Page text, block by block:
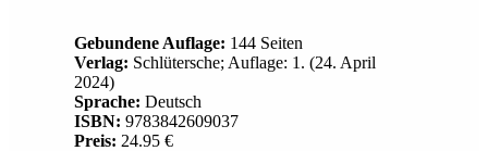
Gebundene Auflage: 144 Seiten
Verlag: Schlütersche; Auflage: 1. (24. April
2024)
Sprache: Deutsch
ISBN: 9783842609037
Preis: 24.95 €